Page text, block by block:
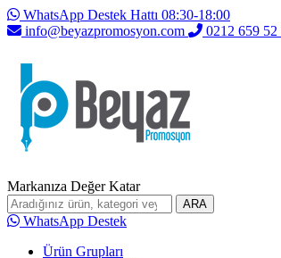
WhatsApp Destek Hattı 08:30-18:00
info@beyazpromosyon.com
0212 659 52
Markanıza Değer Katar
ARA
WhatsApp Destek
Ürün Grupları